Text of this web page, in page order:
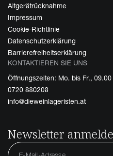
Altgerätrücknahme
Impressum
Cookie-Richtlinie
Datenschutzerklärung
Barrierefreiheitserklärung
KONTAKTIEREN SIE UNS
Öffnungszeiten: Mo. bis Fr.,
0720 880208
info@dieweinlageristen.at
Newsletter